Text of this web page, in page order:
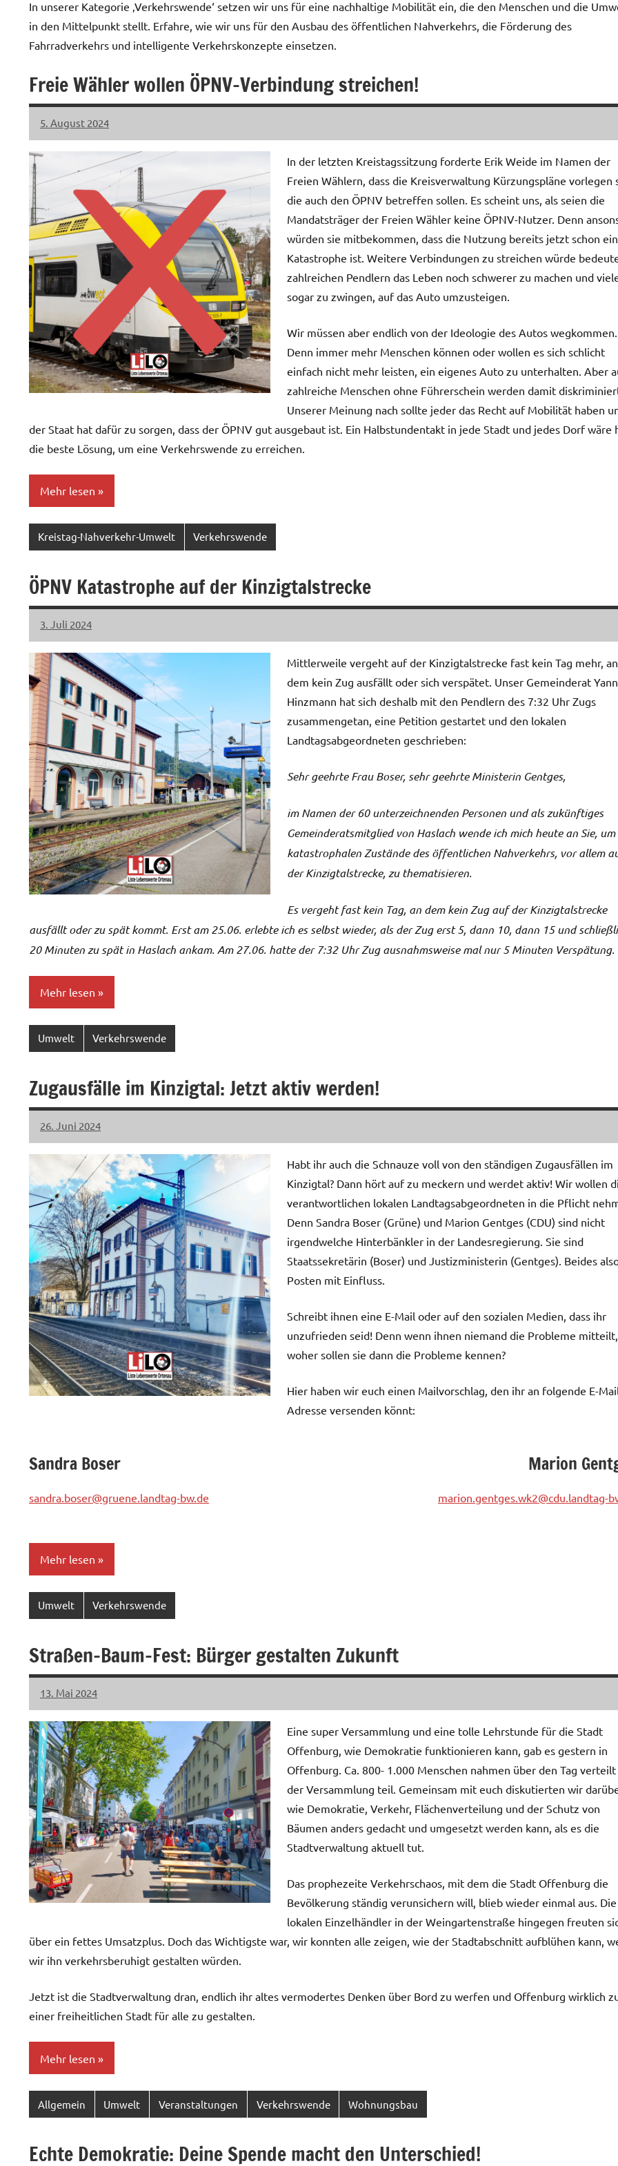
In unserer Kategorie ‚Verkehrswende‘ setzen wir uns für eine nachhaltige Mobilität ein, die den Menschen und die
in den Mittelpunkt stellt. Erfahre, wie wir uns für den Ausbau des öffentlichen Nahverkehrs, die Förderung des
Fahrradverkehrs und intelligente Verkehrskonzepte einsetzen.
Freie Wähler wollen ÖPNV-Verbindung streichen!
5. August 2024
LiLO
Keine
Kommentare
In der letzten Kreistagssitzung forderte Erik Weide im Namen der
Freien Wählern, dass die Kreisverwaltung Kürzungspläne vorlegen
die auch den ÖPNV betreffen sollen. Es scheint uns, als seien die
Mandatsträger der Freien Wähler keine ÖPNV-Nutzer. Denn
würden sie mitbekommen, dass die Nutzung bereits jetzt schon
Katastrophe ist. Weitere Verbindungen zu streichen würde
zahlreichen Pendlern das Leben noch schwerer zu machen und
sogar zu zwingen, auf das Auto umzusteigen.
Wir müssen aber endlich von der Ideologie des Autos wegkommen.
Denn immer mehr Menschen können oder wollen es sich schlicht
einfach nicht mehr leisten, ein eigenes Auto zu unterhalten. Aber
zahlreiche Menschen ohne Führerschein werden damit
Unserer Meinung nach sollte jeder das Recht auf Mobilität haben
der Staat hat dafür zu sorgen, dass der ÖPNV gut ausgebaut ist. Ein Halbstundentakt in jede Stadt und jedes Dorf wäre
die beste Lösung, um eine Verkehrswende zu erreichen.
Mehr lesen
Kreistag-Nahverkehr-Umwelt Verkehrswende
ÖPNV Katastrophe auf der Kinzigtalstrecke
3. Juli 2024
LiLO
Keine
Kommentare
Mittlerweile vergeht auf der Kinzigtalstrecke fast kein Tag mehr, an
dem kein Zug ausfällt oder sich verspätet. Unser Gemeinderat
Hinzmann hat sich deshalb mit den Pendlern des 7:32 Uhr Zugs
zusammengetan, eine Petition gestartet und den lokalen
Landtagsabgeordneten geschrieben:
Sehr geehrte Frau Boser, sehr geehrte Ministerin Gentges,
im Namen der 60 unterzeichnenden Personen und als zukünftiges
Gemeinderatsmitglied von Haslach wende ich mich heute an Sie, um
katastrophalen Zustände des öffentlichen Nahverkehrs, vor allem
der Kinzigtalstrecke, zu thematisieren.
Es vergeht fast kein Tag, an dem kein Zug auf der Kinzigtalstrecke
ausfällt oder zu spät kommt. Erst am 25.06. erlebte ich es selbst wieder, als der Zug erst 5, dann 10, dann 15 und
20 Minuten zu spät in Haslach ankam. Am 27.06. hatte der 7:32 Uhr Zug ausnahmsweise mal nur 5 Minuten Verspätung.
Mehr lesen
Umwelt Verkehrswende
Zugausfälle im Kinzigtal: Jetzt aktiv werden!
26. Juni 2024
LiLO
4
Kommentare
Habt ihr auch die Schnauze voll von den ständigen Zugausfällen im
Kinzigtal? Dann hört auf zu meckern und werdet aktiv! Wir wollen
verantwortlichen lokalen Landtagsabgeordneten in die Pflicht
Denn Sandra Boser (Grüne) und Marion Gentges (CDU) sind nicht
irgendwelche Hinterbänkler in der Landesregierung. Sie sind
Staatssekretärin (Boser) und Justizministerin (Gentges). Beides
Posten mit Einfluss.
Schreibt ihnen eine E-Mail oder auf den sozialen Medien, dass ihr
unzufrieden seid! Denn wenn ihnen niemand die Probleme mitteilt,
woher sollen sie dann die Probleme kennen?
Hier haben wir euch einen Mailvorschlag, den ihr an folgende E-Mail
Adresse versenden könnt:
Sandra Boser
sandra.boser@gruene.landtag-bw.de
Marion
marion.gentges.wk2@cdu.landtag-
Mehr lesen
Umwelt Verkehrswende
Straßen-Baum-Fest: Bürger gestalten Zukunft
13. Mai 2024
LiLO
Keine
Kommentare
Eine super Versammlung und eine tolle Lehrstunde für die Stadt
Offenburg, wie Demokratie funktionieren kann, gab es gestern in
Offenburg. Ca. 800- 1.000 Menschen nahmen über den Tag verteilt
der Versammlung teil. Gemeinsam mit euch diskutierten wir
wie Demokratie, Verkehr, Flächenverteilung und der Schutz von
Bäumen anders gedacht und umgesetzt werden kann, als es die
Stadtverwaltung aktuell tut.
Das prophezeite Verkehrschaos, mit dem die Stadt Offenburg die
Bevölkerung ständig verunsichern will, blieb wieder einmal aus. Die
lokalen Einzelhändler in der Weingartenstraße hingegen freuten
über ein fettes Umsatzplus. Doch das Wichtigste war, wir konnten alle zeigen, wie der Stadtabschnitt aufblühen kann,
wir ihn verkehrsberuhigt gestalten würden.
Jetzt ist die Stadtverwaltung dran, endlich ihr altes vermodertes Denken über Bord zu werfen und Offenburg wirklich
einer freiheitlichen Stadt für alle zu gestalten.
Mehr lesen
Allgemein Umwelt Veranstaltungen Verkehrswende Wohnungsbau
Echte Demokratie: Deine Spende macht den Unterschied!